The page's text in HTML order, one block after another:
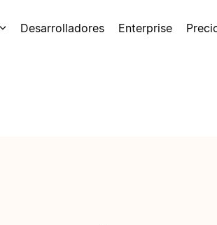
Desarrolladores Enterprise